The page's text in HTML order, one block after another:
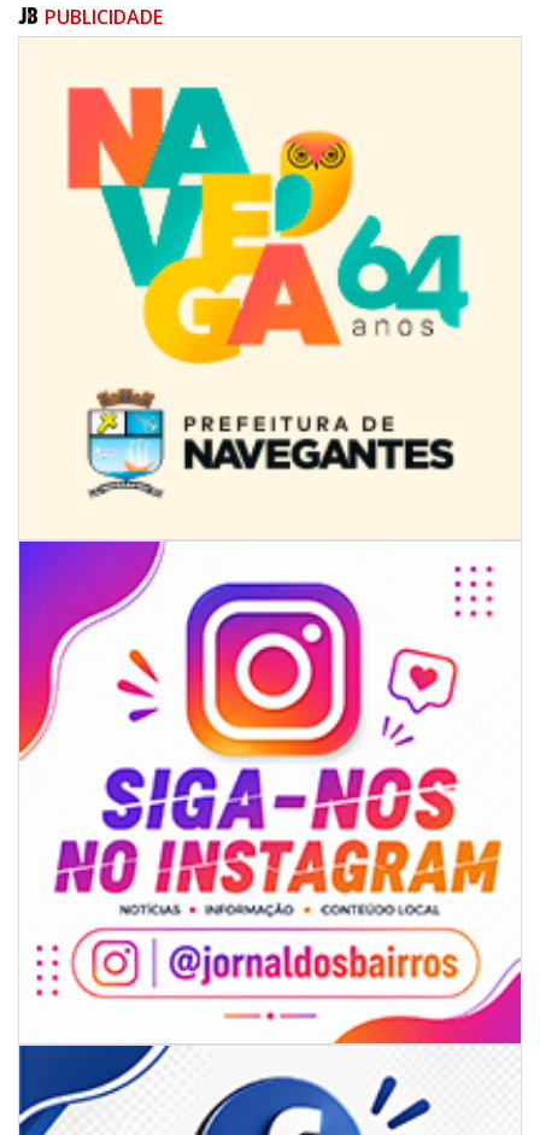
Reginaldo Sama sobe ao palco nesta sexta, às 19h
BALNEÁRIO CAMBORIÚ
07/08/2026 | 07:00
Ambiental reforça descarte sustentável com envio de 330 quilos de
GERAL
PUBLICIDADE